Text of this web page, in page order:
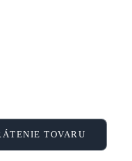
TOVARU